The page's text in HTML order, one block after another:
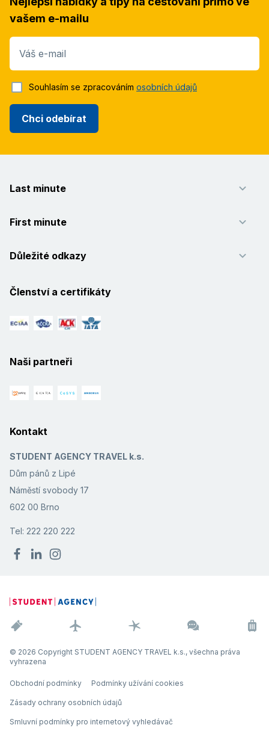
vašem e-mailu
Váš e-mail
Chci odebírat
Souhlasím se zpracováním osobních údajů
Last minute
First minute
Důležité odkazy
Členství a certifikáty
Naši partneři
Kontakt
STUDENT AGENCY TRAVEL k.s.
Dům pánů z Lipé
Náměstí svobody 17
602 00 Brno
Tel: 222 220 222
© 2026 Copyright STUDENT AGENCY TRAVEL k.s., všechna práva
vyhrazena
Obchodní podmínky Podmínky užívání cookies
Zásady ochrany osobních údajů
Smluvní podmínky pro internetový vyhledávač